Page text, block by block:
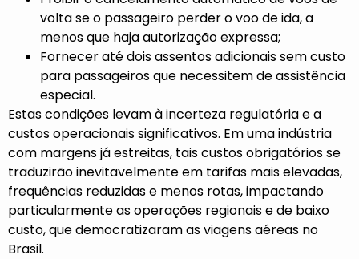
volta se o passageiro perder o voo de ida, a
menos que haja autorização expressa;
Fornecer até dois assentos adicionais sem custo
para passageiros que necessitem de assistência
especial.
Estas condições levam à incerteza regulatória e a
custos operacionais significativos. Em uma indústria
com margens já estreitas, tais custos obrigatórios se
traduzirão inevitavelmente em tarifas mais elevadas,
frequências reduzidas e menos rotas, impactando
particularmente as operações regionais e de baixo
custo, que democratizaram as viagens aéreas no
Brasil.